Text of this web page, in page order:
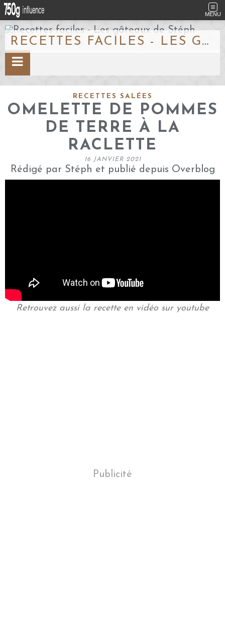
MENU
RECETTES FACILES - LES GÂTEAUX DE STÉPH
RECETTES SALÉES
OMELETTE DE POMMES
DE TERRE À LA
RACLETTE
16 JANVIER 2021
Rédigé par Stéph et publié depuis Overblog
Retrouvez aussi la recette en vidéo sur youtube
Publicité